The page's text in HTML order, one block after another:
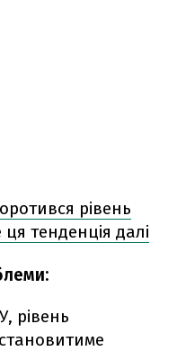
рівень
тенденція далі
рівень
становитиме